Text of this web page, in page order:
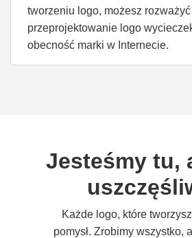
tworzeniu logo, możesz rozważyć
przeprojektowanie logo
obecność marki w Internecie.
Jesteśmy tu,
Każde logo, które
pomysł. Zrobimy wszystko,